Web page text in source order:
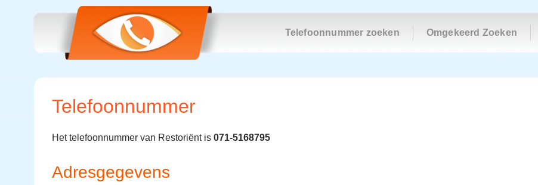
Telefoonnummer zoeken Omgekeerd Zoeken
Telefoonnummer
Het telefoonnummer van Restoriënt is 071-5168795
Adresgegevens